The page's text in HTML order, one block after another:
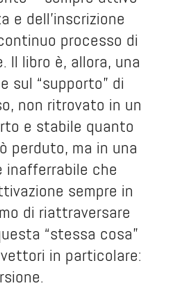
e dell’inscrizione
processo di
Il libro è, allora, una
sul “supporto” di
non ritrovato in un
e stabile quanto
perduto, ma in una
inafferrabile che
sempre in
di riattraversare
“stessa cosa”
in particolare: